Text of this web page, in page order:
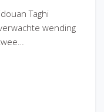
Taghi
wending